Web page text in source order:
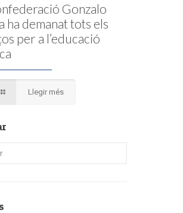
Gonzalo
ha demanat tots els
per a l’educació
Llegir més